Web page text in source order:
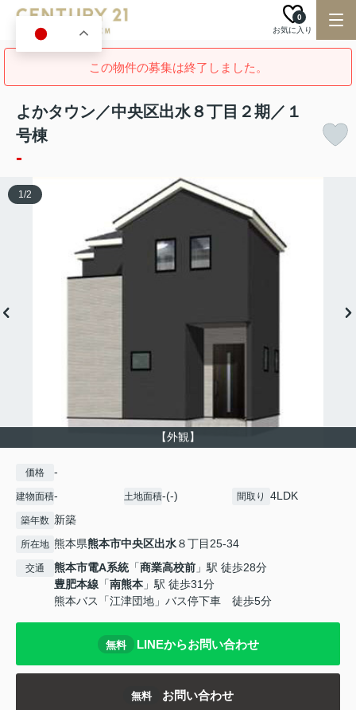
お気に入り
0
この物件の募集は終了しました。
よかタウン／中央区出水８丁目２期／１
号棟
-
【外観】
1/2
価格 -
建物面積- 土地面積-(-) 間取り 4LDK
築年数 新築
所在地 熊本県熊本市中央区出水８丁目25-34
交通 熊本市電A系統「商業高校前 」駅 徒歩28分
豊肥本線 「南熊本 」駅 徒歩31分
熊本バス「江津団地」バス停下車 徒歩5分
無料 LINEからお問い合わせ
無料 お問い合わせ